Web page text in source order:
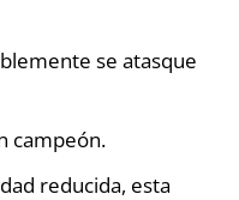
se atasque
campeón.
reducida, esta